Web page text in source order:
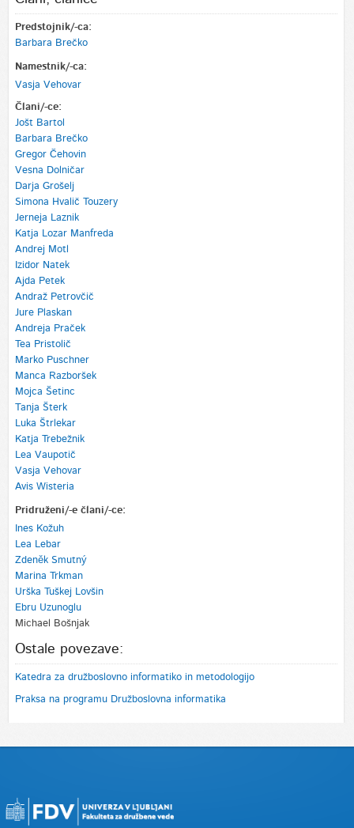
Predstojnik/-ca:
Barbara Brečko
Namestnik/-ca:
Vasja Vehovar
Člani/-ce:
Jošt Bartol
Barbara Brečko
Gregor Čehovin
Vesna Dolničar
Darja Grošelj
Simona Hvalič Touzery
Jerneja Laznik
Katja Lozar Manfreda
Andrej Motl
Izidor Natek
Ajda Petek
Andraž Petrovčič
Jure Plaskan
Andreja Praček
Tea Pristolič
Marko Puschner
Manca Razboršek
Mojca Šetinc
Tanja Šterk
Luka Štrlekar
Katja Trebežnik
Lea Vaupotič
Vasja Vehovar
Avis Wisteria
Pridruženi/-e člani/-ce:
Ines Kožuh
Lea Lebar
Zdeněk Smutný
Marina Trkman
Urška Tuškej Lovšin
Ebru Uzunoglu
Michael Bošnjak
Ostale povezave:
Katedra za družboslovno informatiko in metodologijo
Praksa na programu Družboslovna informatika